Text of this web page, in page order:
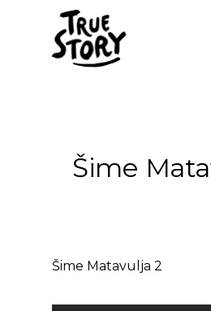
Šime
Šime Matavulja 2